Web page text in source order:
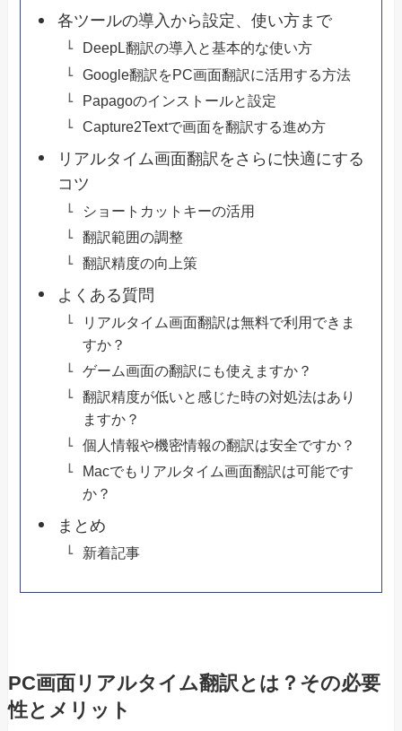
各ツールの導入から設定、使い方まで
DeepL翻訳の導入と基本的な使い方
Google翻訳をPC画面翻訳に活用する方法
Papagoのインストールと設定
Capture2Textで画面を翻訳する進め方
リアルタイム画面翻訳をさらに快適にする
コツ
ショートカットキーの活用
翻訳範囲の調整
翻訳精度の向上策
よくある質問
リアルタイム画面翻訳は無料で利用できま
すか？
ゲーム画面の翻訳にも使えますか？
翻訳精度が低いと感じた時の対処法はあり
ますか？
個人情報や機密情報の翻訳は安全ですか？
Macでもリアルタイム画面翻訳は可能です
か？
まとめ
新着記事
PC画面リアルタイム翻訳とは？その必要
性とメリット